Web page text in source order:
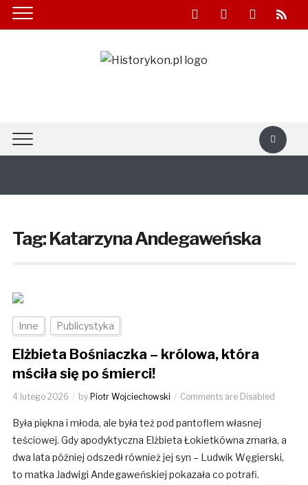
facebookyoutube twitter rss
Tag:Katarzyna Andegaweńska
Inne Publicystyka
Elżbieta Bośniaczka – królowa, która
mściła się po śmierci!
4 lutego 2026 by Piotr Wojciechowski Comments are Disabled
Była piękna i młoda, ale była też pod pantoflem własnej
teściowej. Gdy apodyktyczna Elżbieta Łokietkówna zmarła, a
dwa lata później odszedł również jej syn – Ludwik Węgierski,
to matka Jadwigi Andegaweńskiej pokazała co potrafi.